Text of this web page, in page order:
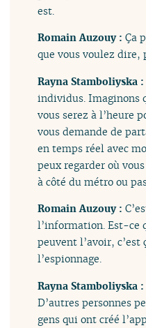
est.
Romain Auzouy :Ça
que vous voulez dire,
Rayna Stamboliyska
individus. Imaginons
vous serez à l’heure
vous demande de
en temps réel avec
peux regarder où
à côté du métro ou
Romain Auzouy :
l’information. Est-ce
peuvent l’avoir, c’est
l’espionnage.
Rayna Stamboliyska
D’autres personnes
gens qui ont créé